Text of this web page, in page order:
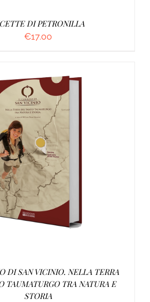
DI PETRONILLA
€17.00
AL CARRELLO /
DI SAN VICINIO. NELLA TERRA
TAUMATURGO TRA NATURA E
STORIA